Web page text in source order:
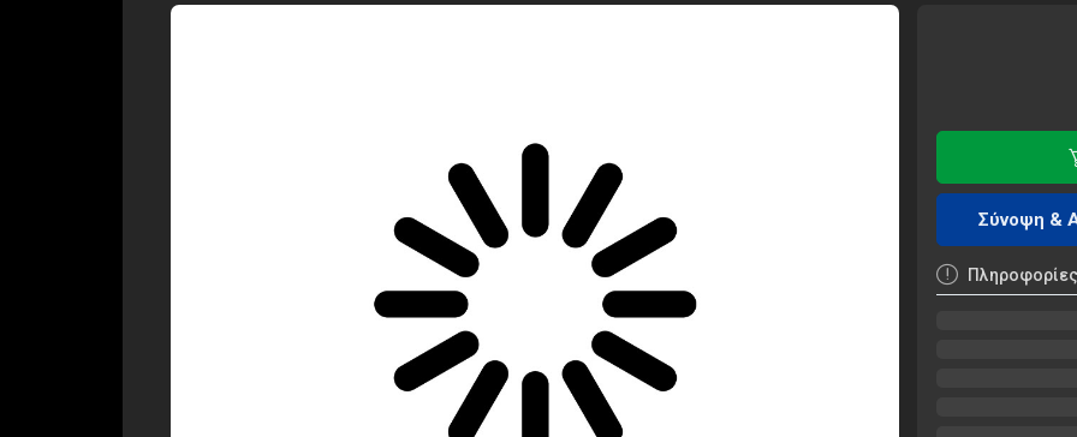
Σύνοψη &
Πληροφορίες